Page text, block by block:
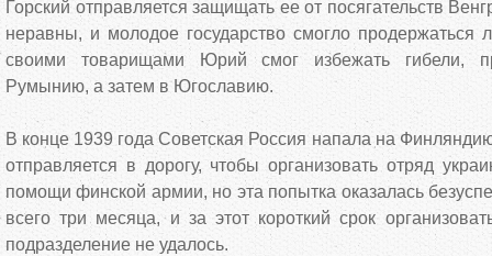
Горский отправляется защищать ее от посягательств
неравны, и молодое государство смогло продержаться
своими товарищами Юрий смог избежать гибели,
Румынию, а затем в Югославию.
В конце 1939 года Советская Россия напала на
отправляется в дорогу, чтобы организовать отряд
помощи финской армии, но эта попытка оказалась
всего три месяца, и за этот короткий срок
подразделение не удалось.